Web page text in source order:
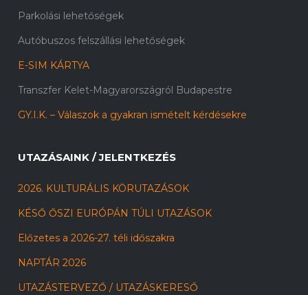
Parkolási lehetőségek
Autóbuszos felszállási lehetőségek
E-SIM KÁRTYA
Transzfer Kelet-Magyarországról Budapestre
GY.I.K. – Válaszok a gyakran ismételt kérdésekre
UTAZÁSAINK / JELENTKEZÉS
2026. KULTURÁLIS KÖRUTAZÁSOK
KÉSŐ ŐSZI EURÓPÁN TÚLI UTAZÁSOK
Előzetes a 2026-27. téli időszakra
NAPTÁR 2026
UTAZÁSTERVEZŐ / UTAZÁSKERESŐ